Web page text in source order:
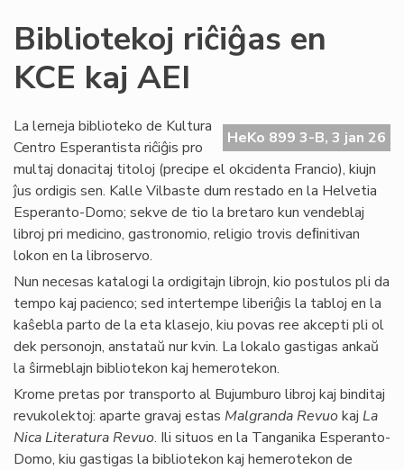
Bibliotekoj riĉiĝas en
KCE kaj AEI
HeKo 899 3-B, 3 jan 26
La lerneja biblioteko de Kultura
Centro Esperantista riĉiĝis pro
multaj donacitaj titoloj (precipe el okcidenta Francio), kiujn
ĵus ordigis sen. Kalle Vilbaste dum restado en la Helvetia
Esperanto-Domo; sekve de tio la bretaro kun vendeblaj
libroj pri medicino, gastronomio, religio trovis deﬁnitivan
lokon en la libroservo.
Nun necesas katalogi la ordigitajn librojn, kio postulos pli da
tempo kaj pacienco; sed intertempe liberiĝis la tabloj en la
kaŝebla parto de la eta klasejo, kiu povas ree akcepti pli ol
dek personojn, anstataŭ nur kvin. La lokalo gastigas ankaŭ
la ŝirmeblajn bibliotekon kaj hemerotekon.
Krome pretas por transporto al Bujumburo libroj kaj binditaj
revukolektoj: aparte gravaj estas Malgranda Revuokaj La
Nica Literatura Revuo. Ili situos en la Tanganika Esperanto-
Domo, kiu gastigas la bibliotekon kaj hemerotekon de